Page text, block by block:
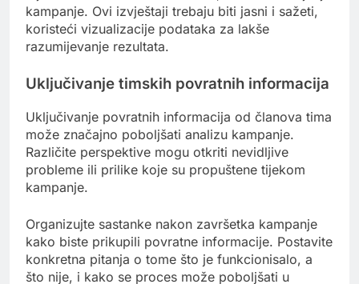
kampanje. Ovi izvještaji trebaju biti jasni i sažeti,
koristeći vizualizacije podataka za lakše
razumijevanje rezultata.
Uključivanje timskih povratnih informacija
Uključivanje povratnih informacija od članova tima
može značajno poboljšati analizu kampanje.
Različite perspektive mogu otkriti nevidljive
probleme ili prilike koje su propuštene tijekom
kampanje.
Organizujte sastanke nakon završetka kampanje
kako biste prikupili povratne informacije. Postavite
konkretna pitanja o tome što je funkcionisalo, a
što nije, i kako se proces može poboljšati u